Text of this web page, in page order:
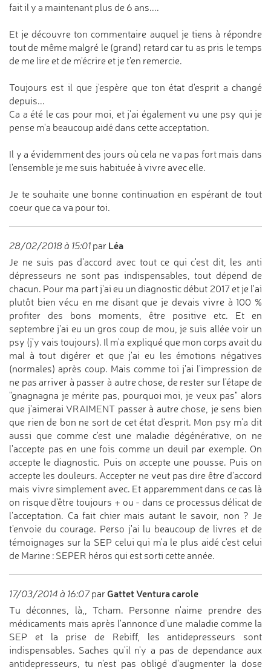
fait il y a maintenant plus de 6 ans....
Et je découvre ton commentaire auquel je tiens à répondre
tout de même malgré le (grand) retard car tu as pris le temps
de me lire et de m'écrire et je t'en remercie.
Toujours est il que j'espère que ton état d'esprit a changé
depuis...
Ca a été le cas pour moi, et j'ai également vu une psy qui je
pense m'a beaucoup aidé dans cette acceptation.
Il y a évidemment des jours où cela ne va pas fort mais dans
l'ensemble je me suis habituée à vivre avec elle.
Je te souhaite une bonne continuation en espérant de tout
coeur que ca va pour toi.
28/02/2018 à 15:01 par Léa
Je ne suis pas d'accord avec tout ce qui c'est dit, les anti
dépresseurs ne sont pas indispensables, tout dépend de
chacun. Pour ma part j'ai eu un diagnostic début 2017 et je l'ai
plutôt bien vécu en me disant que je devais vivre à 100 %
profiter des bons moments, être positive etc. Et en
septembre j'ai eu un gros coup de mou, je suis allée voir un
psy (j'y vais toujours). Il m'a expliqué que mon corps avait du
mal à tout digérer et que j'ai eu les émotions négatives
(normales) après coup. Mais comme toi j'ai l'impression de
ne pas arriver à passer à autre chose, de rester sur l'étape de
"gnagnagna je mérite pas, pourquoi moi, je veux pas" alors
que j'aimerai VRAIMENT passer à autre chose, je sens bien
que rien de bon ne sort de cet état d'esprit. Mon psy m'a dit
aussi que comme c'est une maladie dégénérative, on ne
l'accepte pas en une fois comme un deuil par exemple. On
accepte le diagnostic. Puis on accepte une pousse. Puis on
accepte les douleurs. Accepter ne veut pas dire être d'accord
mais vivre simplement avec. Et apparemment dans ce cas là
on risque d'être toujours + ou - dans ce processus délicat de
l'acceptation. Ca fait chier mais autant le savoir, non ? Je
t'envoie du courage. Perso j'ai lu beaucoup de livres et de
témoignages sur la SEP celui qui m'a le plus aidé c'est celui
de Marine : SEPER héros qui est sorti cette année.
17/03/2014 à 16:07par Gattet Ventura carole
Tu déconnes, là,, Tcham. Personne n'aime prendre des
médicaments mais après l'annonce d'une maladie comme la
SEP et la prise de Rebiff, les antidepresseurs sont
indispensables. Saches qu'il n'y a pas de dependance aux
antidepresseurs, tu n'est pas obligé d'augmenter la dose